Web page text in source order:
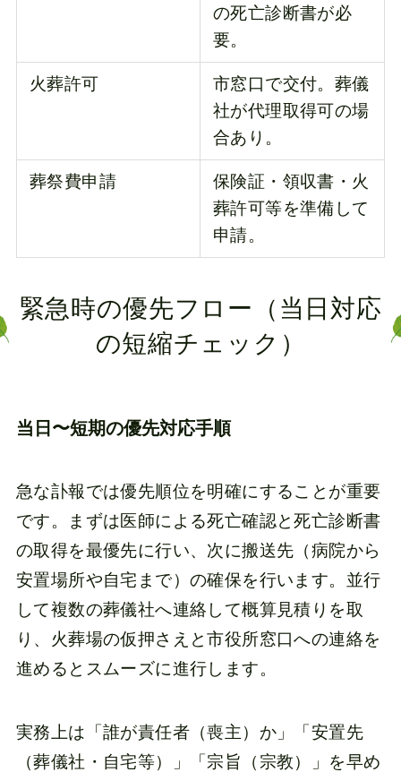
の死亡診断書が必
要。
火葬許可
市窓口で交付。葬儀
社が代理取得可の場
合あり。
葬祭費申請
保険証・領収書・火
葬許可等を準備して
申請。
緊急時の優先フロー（当日対応
の短縮チェック）
当日〜短期の優先対応手順
急な訃報では優先順位を明確にすることが重要
です。まずは医師による死亡確認と死亡診断書
の取得を最優先に行い、次に搬送先（病院から
安置場所や自宅まで）の確保を行います。並行
して複数の葬儀社へ連絡して概算見積りを取
り、火葬場の仮押さえと市役所窓口への連絡を
進めるとスムーズに進行します。
実務上は「誰が責任者（喪主）か」「安置先
（葬儀社・自宅等）」「宗旨（宗教）」を早め